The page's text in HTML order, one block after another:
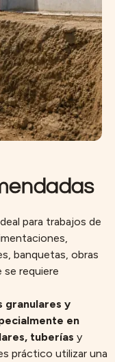
para trabajos de
banquetas, obras
se requiere
granulares y
en
tuberías y
práctico utilizar una